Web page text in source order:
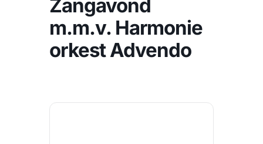
Zangavond
m.m.v. Harmonie
orkest Advendo